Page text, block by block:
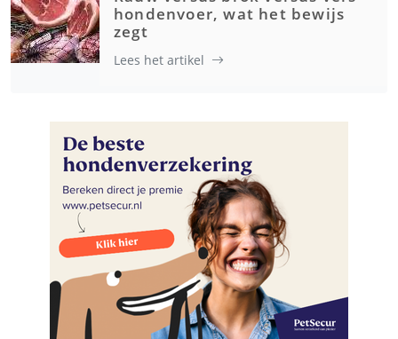
hondenvoer, wat het bewijs
zegt
Lees het artikel